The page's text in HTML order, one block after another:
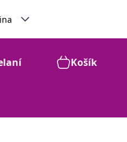
Košík